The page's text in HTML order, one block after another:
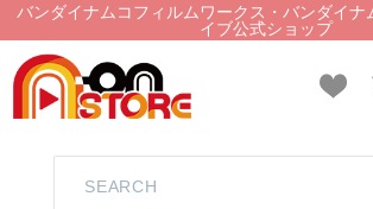
バンダイナムコフィルムワークス・バンダイナ
イブ公式ショップ